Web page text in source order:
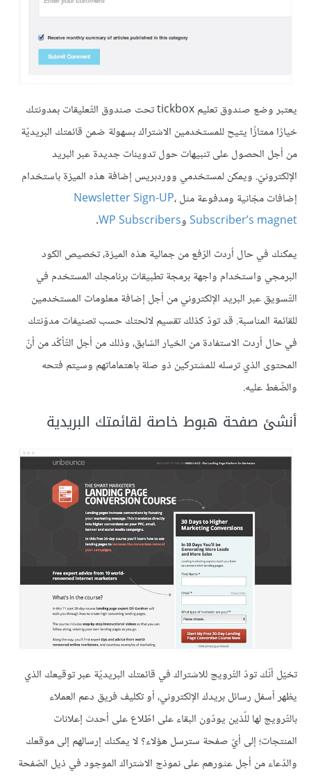
يعتبر وضع صندوق تعليم tickbox تحت صندوق التّعليقات بمدونتك
خيارًا ممتازًا يتيح للمستخدمين الاشتراك بسهولة ضمن قائمتك البريديّة
من أجل الحصول على تنبيهات حول تدوينات جديدة عبر البريد
الإلكترونيّ. ويمكن لمستخدمي ووردبريس إضافة هذه الميزة باستخدام
إضافات مجّانية ومدفوعة مثل Newsletter Sign-UP،
Subscriber’s magnetوWP Subscribers
.
يمكنك في حال أردت الرّفع من جمالية هذه الميزة، تخصيص الكود
البرمجي واستخدام واجهة برمجة تطبيقات برنامجك المستخدم في
التّسويق عبر البريد الإلكتروني من أجل إضافة معلومات المستخدمين
للقائمة المناسبة. قد تودّ كذلك تقسيم لائحتك حسب تصنيفات مدوّنتك
في حال أردت الاستفادة من الخيار السّابق، وذلك من أجل التّأكّد من أنّ
المحتوى الذي ترسله للمشتركين ذو صلة باهتماماتهم وسيتم فتحه
والضّغط عليه.
أنشئ صفحة هبوط خاصة لقائمتك البريدية
تخيّل أنّك تودّ التّرويج للاشتراك في قائمتك البريديّة عبر توقيعك الذي
يظهر أسفل رسائل بريدك الإلكتروني، أو تكليف فريق دعم العملاء
بالتّرويج لها للّذين يودّون البقاء على اطّلاع على أحدث إعلانات
المنتجات؛ إلى أيّ صفحة سترسل هؤلاء؟ لا يمكنك إرسالهم إلى موقعك
والدّعاء من أجل عثورهم على نموذج الاشتراك الموجود في ذيل الصّفحة